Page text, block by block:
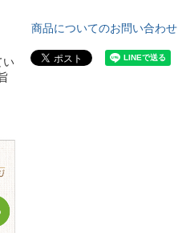
い
商品についてのお問い合わせ